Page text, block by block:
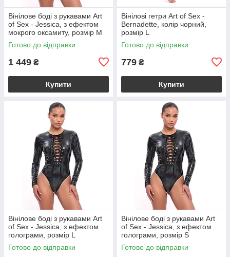
Вінілове боді з рукавами Art
of Sex - Jessica, з ефектом
мокрого оксамиту, розмір M
Готово до відправки
1 449 ₴
Купити
Вінілові гетри Art of Sex -
Bernadette, колір чорний,
розмір L
Готово до відправки
779 ₴
Купити
Вінілове боді з рукавами Art
of Sex - Jessica, з ефектом
голограми, розмір L
Готово до відправки
Вінілове боді з рукавами Art
of Sex - Jessica, з ефектом
голограми, розмір S
Готово до відправки